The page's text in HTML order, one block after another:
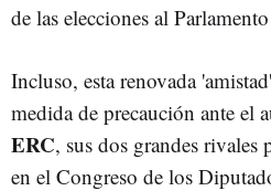
de las elecciones al
Incluso, esta renovada
medida de precaución ante el
ERC, sus dos grandes
en el Congreso de los